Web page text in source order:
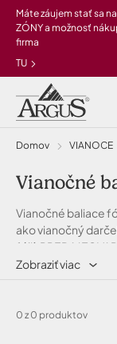
Preskočiť na hlavný
Máte záujem stať sa
ZÓNY a možnosť
firma
TU
Domov VIANOCE
Vianočné
Vianočné baliace
ako vianočný
fólií. PREDAJ
PARTNEROV PO
Zobraziť viac
0 z 0 produktov